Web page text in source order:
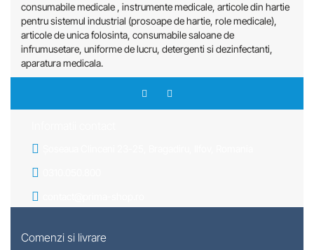
consumabile medicale , instrumente medicale, articole din hartie
pentru sistemul industrial (prosoape de hartie, role medicale),
articole de unica folosinta, consumabile saloane de
infrumusetare, uniforme de lucru, detergenti si dezinfectanti,
aparatura medicala.
Comenzi si livrare